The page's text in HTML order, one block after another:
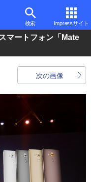
検索 Impressサイト
マートフォン「Mate
次の画像